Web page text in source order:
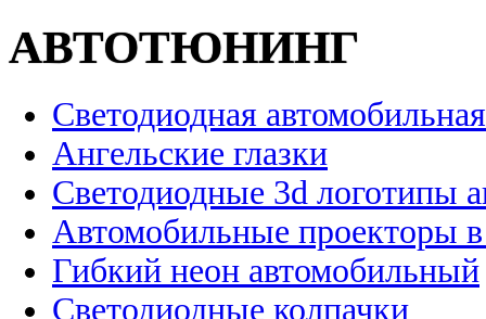
АВТОТЮНИНГ
Светодиодная
Ангельские глазки
Светодиодные 3d логотипы
Автомобильные проекторы
Гибкий неон автомобильный
Светодиодные колпачки